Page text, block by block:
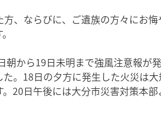
、ならびに、ご遺族の方々にお
朝から19日未明まで強風注意報が
。18日の夕方に発生した火災は
20日午後には大分市災害対策本